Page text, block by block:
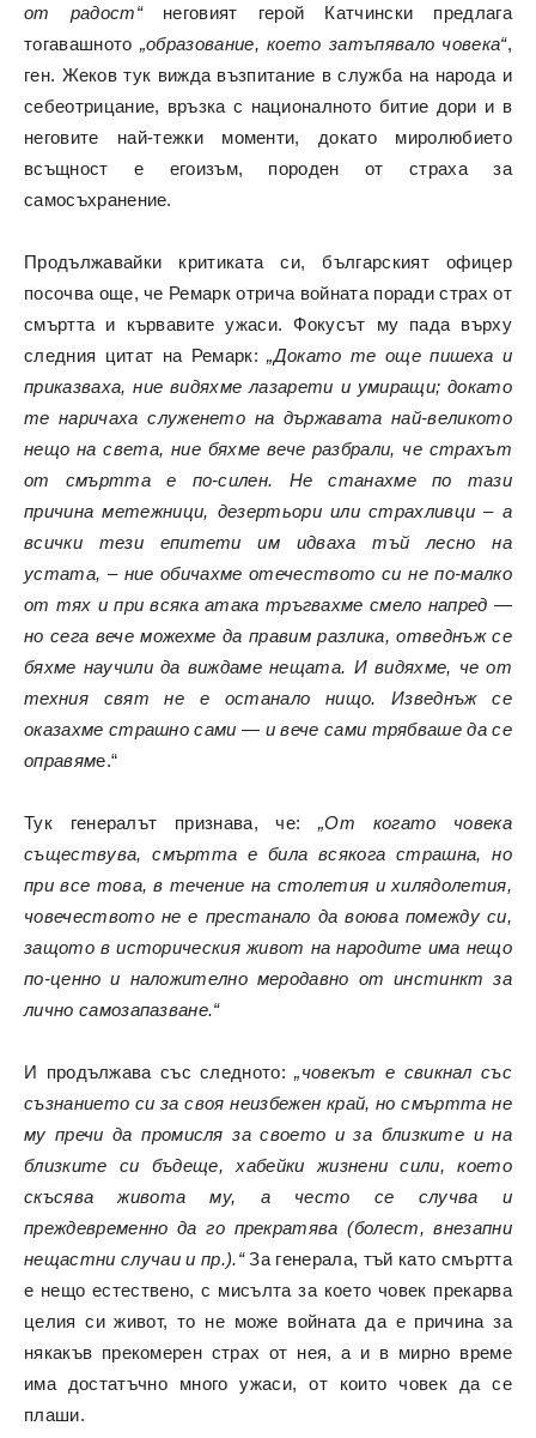
от радост“неговият герой Катчински предлага
тогавашното „образование, което затъпявало човека“,
ген. Жеков тук вижда възпитание в служба на народа и
себеотрицание, връзка с националното битие дори и в
неговите най-тежки моменти, докато миролюбието
всъщност е егоизъм, породен от страха за
самосъхранение.
Продължавайки критиката си, българският офицер
посочва още, че Ремарк отрича войната поради страх от
смъртта и кървавите ужаси. Фокусът му пада върху
следния цитат на Ремарк:„Докато те още пишеха и
приказваха, ние видяхме лазарети и умиращи; докато
те наричаха служенето на държавата най-великото
нещо на света, ние бяхме вече разбрали, че страхът
от смъртта е по-силен. Не станахме по тази
причина метежници, дезертьори или страхливци – а
всички тези епитети им идваха тъй лесно на
устата, – ние обичахме отечеството си не по-малко
от тях и при всяка атака тръгвахме смело напред —
но сега вече можехме да правим разлика, отведнъж се
бяхме научили да виждаме нещата. И видяхме, че от
техния свят не е останало нищо. Изведнъж се
оказахме страшно сами — и вече сами трябваше да се
оправяме.“
Тук генералът признава, че:„От когато човека
съществува, смъртта е била всякога страшна, но
при все това, в течение на столетия и хилядолетия,
човечеството не е престанало да воюва помежду си,
защото в историческия живот на народите има нещо
по-ценно и наложително меродавно от инстинкт за
лично самозапазване.“
И продължава със следното:„човекът е свикнал със
съзнанието си за своя неизбежен край, но смъртта не
му пречи да промисля за своето и за близките и на
близките си бъдеще, хабейки жизнени сили, което
скъсява живота му, а често се случва и
преждевременно да го прекратява (болест, внезапни
нещастни случаи и пр.).“За генерала, тъй като смъртта
е нещо естествено, с мисълта за което човек прекарва
целия си живот, то не може войната да е причина за
някакъв прекомерен страх от нея, а и в мирно време
има достатъчно много ужаси, от които човек да се
плаши.